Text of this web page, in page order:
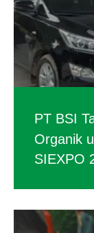
PT BSI
Organik
SIEXPO